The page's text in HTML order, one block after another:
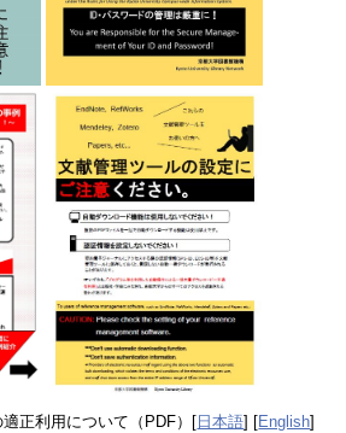
正利用について（PDF）[ 日本語] [English]